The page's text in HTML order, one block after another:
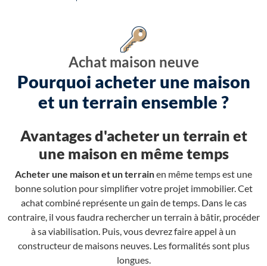
Achat maison neuve
Pourquoi acheter une maison
et un terrain ensemble ?
Avantages d'acheter un terrain et
une maison en même temps
Acheter une maison et un terrainen même temps est une
bonne solution pour simplifier votre projet immobilier. Cet
achat combiné représente un gain de temps. Dans le cas
contraire, il vous faudra rechercher un terrain à bâtir, procéder
à sa viabilisation. Puis, vous devrez faire appel à un
constructeur de maisons neuves. Les formalités sont plus
longues.